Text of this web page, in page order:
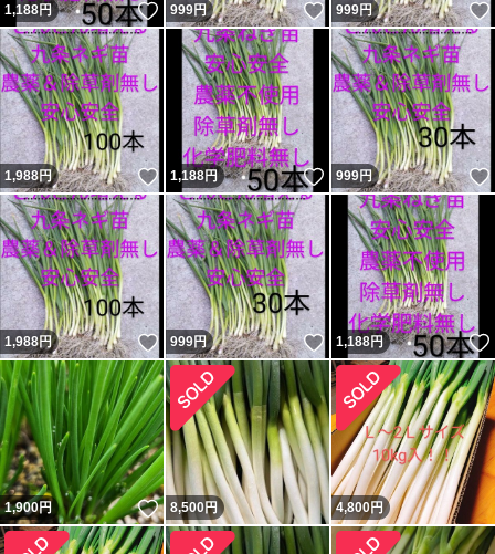
1,188円 いいね！
999円 いいね！
999円
1,988円 いいね！
1,188円 いいね！
999円
1,988円 いいね！
999円 いいね！
1,188円
1,900円 いいね！
8,500円 4,800円